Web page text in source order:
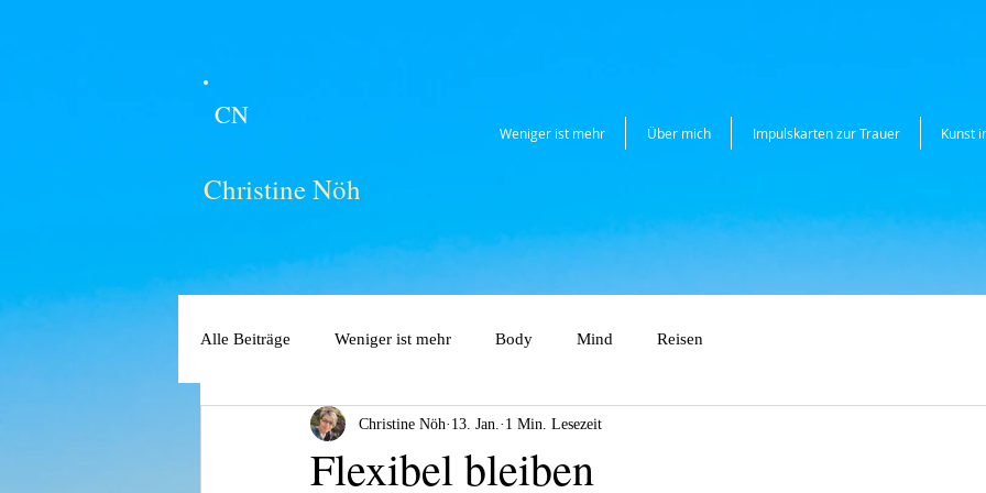
Weniger ist mehr Über mich Impulskarten zur Trauer Kunst
CN
Christine Nöh
Alle Beiträge Weniger ist mehr Body Mind Reisen
Flexibel bleiben
Christine Nöh 13. Jan. 1 Min. Lesezeit